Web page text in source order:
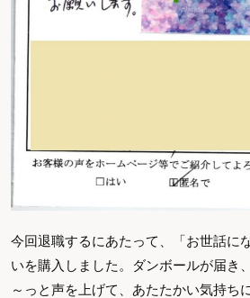
今回退職するにあたって、「お世話に
いを購入しました。ダンボールが届き
～っと声を上げて、あたたかい気持ち